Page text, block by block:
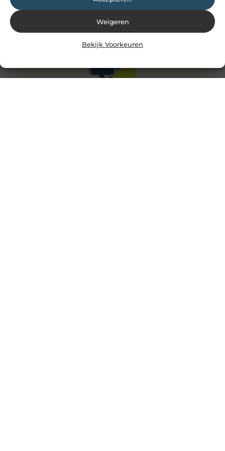
Weigeren
Bekijk Voorkeuren